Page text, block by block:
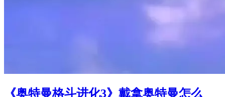
《奥特曼格斗进化3》戴拿奥特曼怎么